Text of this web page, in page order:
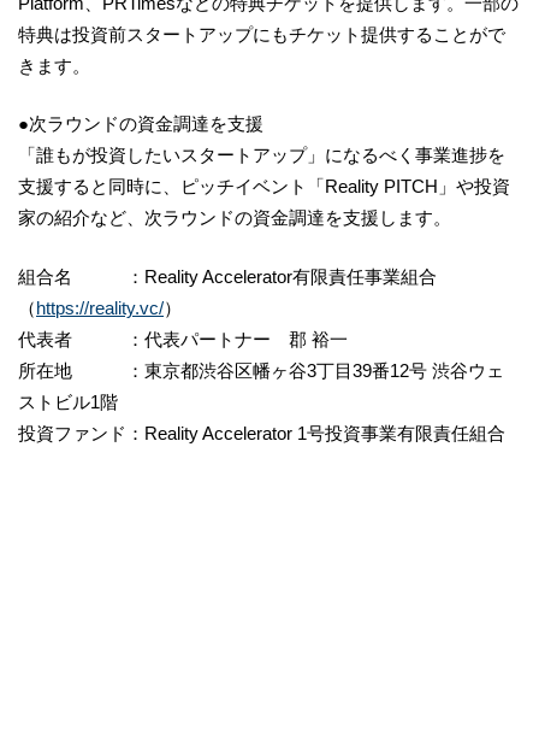
特典は投資前スタートアップにもチケット提供することがで
きます。
●次ラウンドの資金調達を支援
「誰もが投資したいスタートアップ」になるべく事業進捗を
支援すると同時に、ピッチイベント「Reality PITCH」や投資
家の紹介など、次ラウンドの資金調達を支援します。
組合名 ：Reality Accelerator有限責任事業組合
（https://reality.vc/）
代表者 ：代表パートナー 郡 裕一
所在地 ：東京都渋谷区幡ヶ谷3丁目39番12号 渋谷ウェ
ストビル1階
投資ファンド：Reality Accelerator 1号投資事業有限責任組合